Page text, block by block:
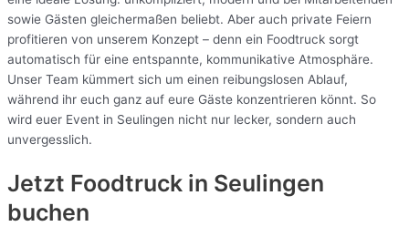
sowie Gästen gleichermaßen beliebt. Aber auch private Feiern
profitieren von unserem Konzept – denn ein Foodtruck sorgt
automatisch für eine entspannte, kommunikative Atmosphäre.
Unser Team kümmert sich um einen reibungslosen Ablauf,
während ihr euch ganz auf eure Gäste konzentrieren könnt. So
wird euer Event in Seulingen nicht nur lecker, sondern auch
unvergesslich.
Jetzt Foodtruck in Seulingen
buchen